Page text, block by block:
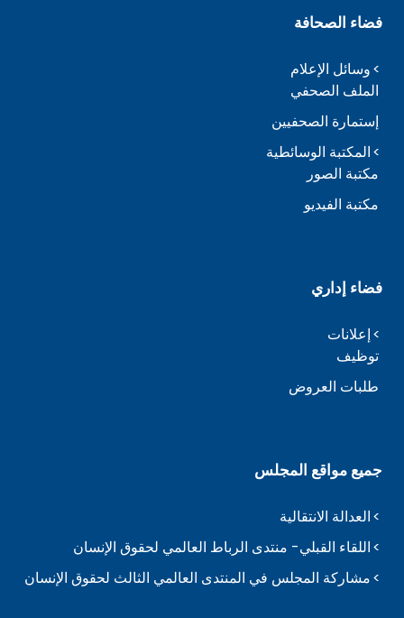
فضاء الصحافة
وسائل الإعلام
الملف الصحفي
إستمارة الصحفيين
المكتبة الوسائطية
مكتبة الصور
مكتبة الفيديو
فضاء إداري
إعلانات
توظيف
طلبات العروض
جميع مواقع المجلس
العدالة الانتقالية
اللقاء القبلي- منتدى الرباط العالمي لحقوق الإنسان
مشاركة المجلس في المنتدى العالمي الثالث لحقوق الإنسان